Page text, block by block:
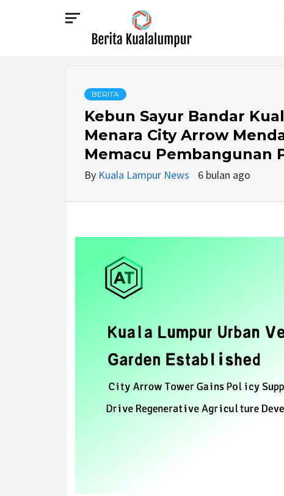
BERITA
KUALALUMPUR
BERITA
Kebun Sayur Bandar
Menara City Arrow
Memacu Pembangunan
By Kuala Lampur News 6 bulan ago